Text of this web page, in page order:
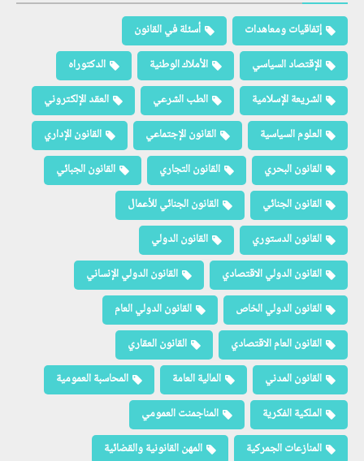
إتفاقيات ومعاهدات
أسئلة في القانون
الإقتصاد السياسي
الأملاك الوطنية
الدكتوراه
الشريعة الإسلامية
الطب الشرعي
العقد الإلكتروني
العلوم السياسية
القانون الإجتماعي
القانون الإداري
القانون البحري
القانون التجاري
القانون الجبائي
القانون الجنائي
القانون الجنائي للأعمال
القانون الدستوري
القانون الدولي
القانون الدولي الاقتصادي
القانون الدولي الإنساني
القانون الدولي الخاص
القانون الدولي العام
القانون العام الاقتصادي
القانون العقاري
القانون المدني
المالية العامة
المحاسبة العمومية
الملكية الفكرية
المناجمنت العمومي
المنازعات الجمركية
المهن القانونية والقضائية